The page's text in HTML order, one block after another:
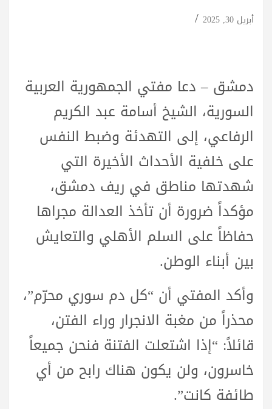
أبريل 30, 2025
دمشق – دعا مفتي الجمهورية العربية
السورية، الشيخ أسامة عبد الكريم
الرفاعي، إلى التهدئة وضبط النفس
على خلفية الأحداث الأخيرة التي
شهدتها مناطق في ريف دمشق،
مؤكداً ضرورة أن تأخذ العدالة مجراها
حفاظاً على السلم الأهلي والتعايش
بين أبناء الوطن.
وأكد المفتي أن “كل دم سوري محرّم”،
محذراً من مغبة الانجرار وراء الفتن،
قائلاً: “إذا اشتعلت الفتنة فنحن جميعاً
خاسرون، ولن يكون هناك رابح من أي
طائفة كانت”.